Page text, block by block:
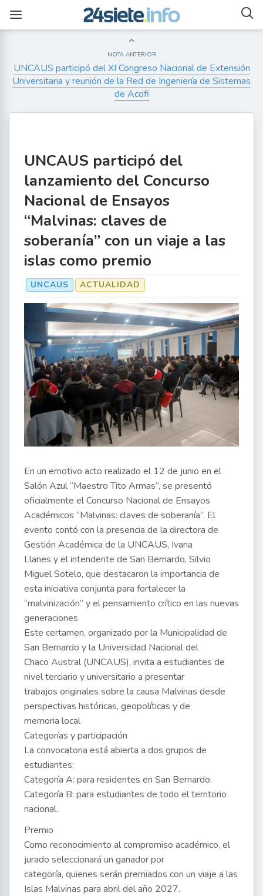
NOTA ANTERIOR
UNCAUS participó del XI Congreso Nacional de Extensión
Universitaria y reunión de la Red de Ingeniería de Sistemas
de Acofi
UNCAUS participó del
lanzamiento del Concurso
Nacional de Ensayos
“Malvinas: claves de
soberanía” con un viaje a las
islas como premio
UNCAUS ACTUALIDAD
En un emotivo acto realizado el 12 de junio en el
Salón Azul “Maestro Tito Armas”, se presentó
oficialmente el Concurso Nacional de Ensayos
Académicos “Malvinas: claves de soberanía”. El
evento contó con la presencia de la directora de
Gestión Académica de la UNCAUS, Ivana
Llanes y el intendente de San Bernardo, Silvio
Miguel Sotelo, que destacaron la importancia de
esta iniciativa conjunta para fortalecer la
“malvinización” y el pensamiento crítico en las nuevas
generaciones
Este certamen, organizado por la Municipalidad de
San Bernardo y la Universidad Nacional del
Chaco Austral (UNCAUS), invita a estudiantes de
nivel terciario y universitario a presentar
trabajos originales sobre la causa Malvinas desde
perspectivas históricas, geopolíticas y de
memoria local
Categorías y participación
La convocatoria está abierta a dos grupos de
estudiantes:
Categoría A: para residentes en San Bernardo.
Categoría B: para estudiantes de todo el territorio
nacional.
Premio
Como reconocimiento al compromiso académico, el
jurado seleccionará un ganador por
categoría, quienes serán premiados con un viaje a las
Islas Malvinas para abril del año 2027.